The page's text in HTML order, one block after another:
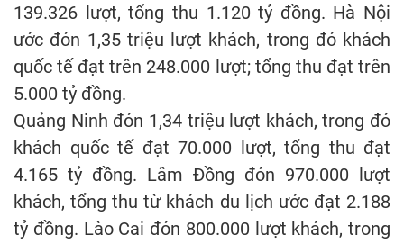
139.326 lượt, tổng thu 1.120 tỷ đồng. Hà Nội
ước đón 1,35 triệu lượt khách, trong đó khách
quốc tế đạt trên 248.000 lượt; tổng thu đạt trên
5.000 tỷ đồng.
Quảng Ninh đón 1,34 triệu lượt khách, trong đó
khách quốc tế đạt 70.000 lượt, tổng thu đạt
4.165 tỷ đồng. Lâm Đồng đón 970.000 lượt
khách, tổng thu từ khách du lịch ước đạt 2.188
tỷ đồng. Lào Cai đón 800.000 lượt khách, trong